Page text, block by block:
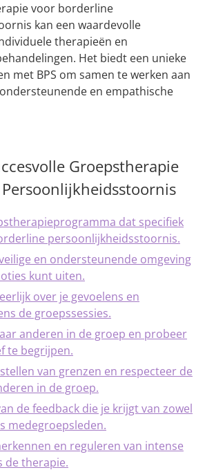
voor borderline
kan een waardevolle
therapieën en
Het biedt een unieke
met BPS om samen te werken aan
en empathische
Groepstherapie
dat specifiek
persoonlijkheidsstoornis.
en ondersteunende omgeving
kunt uiten.
over je gevoelens en
de groepssessies.
anderen in de groep en probeer
te begrijpen.
van grenzen en respecteer de
in de groep.
de feedback die je krijgt van zowel
medegroepsleden.
en reguleren van intense
de therapie.